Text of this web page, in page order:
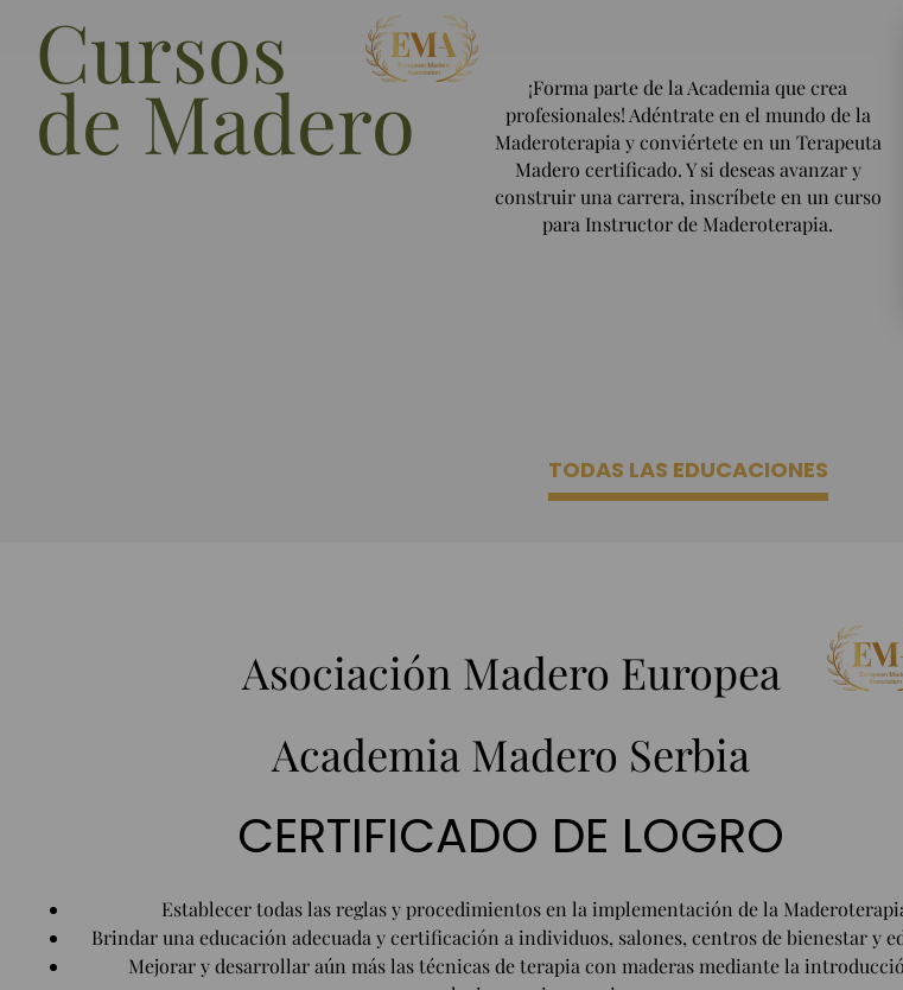
Cursos
de Madero
¡Forma parte de la Academia que crea
profesionales! Adéntrate en el mundo de la
Maderoterapia y conviértete en un Terapeuta
Madero certificado. Y si deseas avanzar y
construir una carrera, inscríbete en un curso
para Instructor de Maderoterapia.
TODAS LAS EDUCACIONES
Asociación Madero Europea
Academia Madero Serbia
CERTIFICADO DE LOGRO
Establecer todas las reglas y procedimientos en la implementación de la
Brindar una educación adecuada y certificación a individuos, salones, centros de bienestar y
Mejorar y desarrollar aún más las técnicas de terapia con maderas mediante la